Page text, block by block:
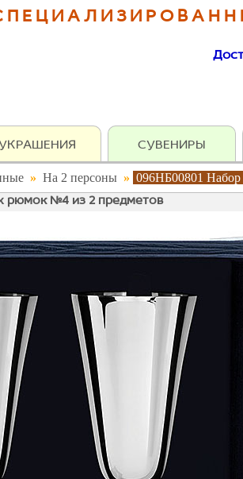
СУВЕНИРЫ
» На 2 персоны » 096НБ00801
рюмок №4 из 2 предметов